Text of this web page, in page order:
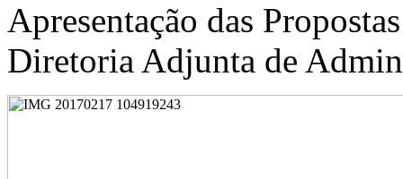
Apresentação das
Diretoria Adjunta de